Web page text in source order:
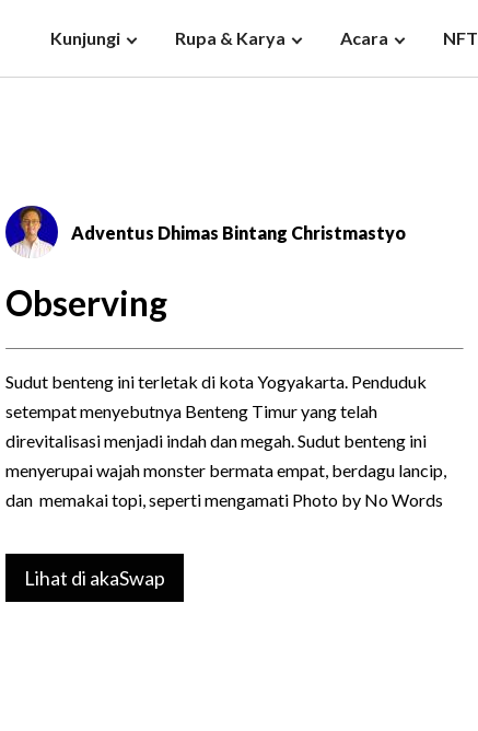
Kunjungi Rupa & Karya Acara NFT
Adventus Dhimas Bintang Christmastyo
Observing
Sudut benteng ini terletak di kota Yogyakarta. Penduduk
setempat menyebutnya Benteng Timur yang telah
direvitalisasi menjadi indah dan megah. Sudut benteng ini
menyerupai wajah monster bermata empat, berdagu lancip,
dan memakai topi, seperti mengamati Photo by No Words
Lihat di akaSwap